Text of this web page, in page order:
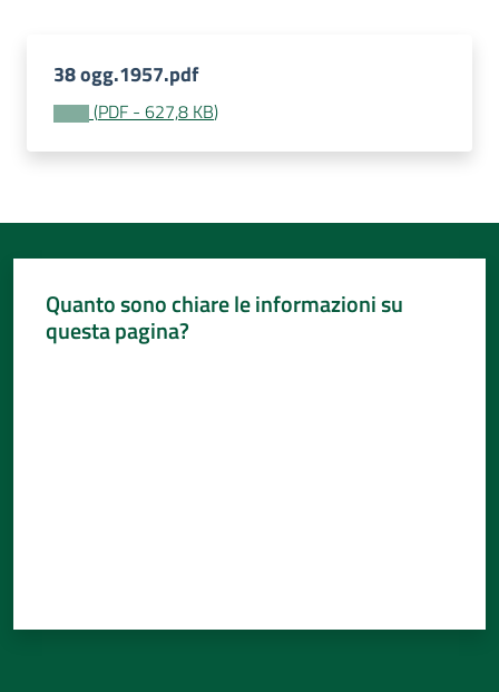
38 ogg.1957.pdf
(PDF - 627,8 KB)
Quanto sono chiare le informazioni su
questa pagina?